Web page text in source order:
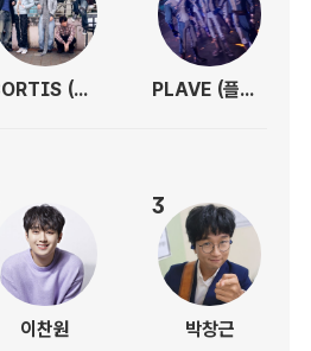
CORTIS (코르티스) PLAVE (플레이브)
이찬원
3
박창근